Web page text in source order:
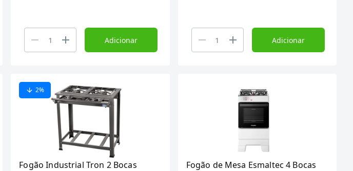
Adicionar Adicionar
2%
Fogão Industrial Tron 2 Bocas
Fogão de Mesa Esmaltec 4 Bocas